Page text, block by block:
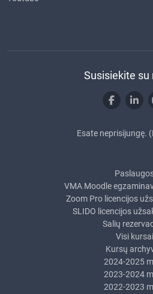
Susisiekite su
Esate neprisijungę. (
VMA Moodle
Zoom Pro licencijos
SLIDO licencijos
Salių
Visi kursai
Kursų
2024-2025
2023-2024
2022-2023